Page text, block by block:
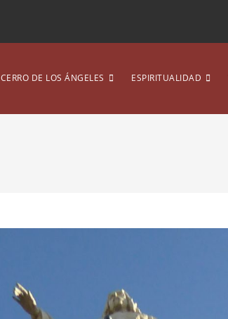
CERRO DE LOS ÁNGELES ESPIRITUALIDAD